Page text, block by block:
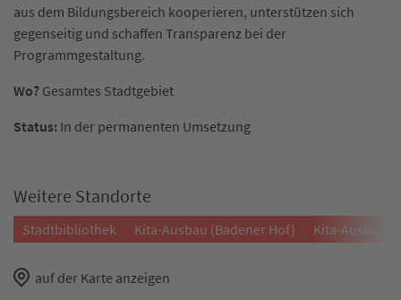
Weitere Standorte
Stadtbibliothek Kita-Ausbau (Badener Hof) Kita-Ausbau
auf der Karte anzeigen
aus dem Bildungsbereich kooperieren, unterstützen sich
gegenseitig und schaffen Transparenz bei der
Programmgestaltung.
Wo? Gesamtes Stadtgebiet
Status: In der permanenten Umsetzung